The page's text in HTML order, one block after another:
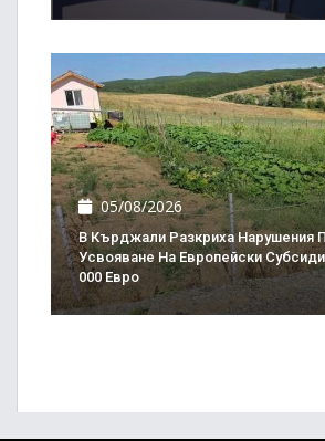
05/08/2026
В Кърджали Разкриха Нарушения
Усвояване На Европейски
000 Евро